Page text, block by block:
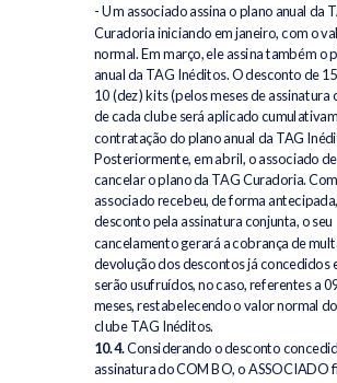
- Um associado assina o plano anual da
Curadoria iniciando em janeiro, com o
normal. Em março, ele assina também o
anual da TAG Inéditos. O desconto de
10 (dez) kits (pelos meses de assinatura
de cada clube será aplicado
contratação do plano anual da TAG
Posteriormente, em abril, o associado
cancelar o plano da TAG Curadoria.
associado recebeu, de forma
desconto pela assinatura conjunta, o seu
cancelamento gerará a cobrança de
devolução dos descontos já concedidos
serão usufruídos, no caso, referentes a
meses, restabelecendo o valor normal
clube TAG Inéditos.
10.4.Considerando o desconto
assinatura do COMBO, o ASSOCIADO